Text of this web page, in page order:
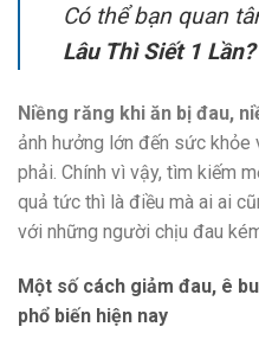
Có thể bạn quan
Lâu Thì Siết 1 Lần?
Niềng răng khi ăn bị đau,
ảnh hưởng lớn đến sức khỏe
phải. Chính vì vậy, tìm kiếm
quả tức thì là điều mà ai ai
với những người chịu đau
Một số cách giảm đau, ê
phổ biến hiện nay